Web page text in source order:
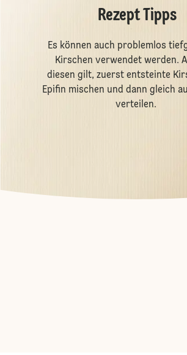
Rezept Tipps
Es können auch problemlos
Kirschen verwendet werden.
diesen gilt, zuerst entsteinte
Epifin mischen und dann gleich
verteilen.